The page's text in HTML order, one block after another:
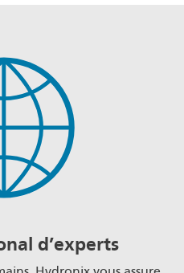
d’experts